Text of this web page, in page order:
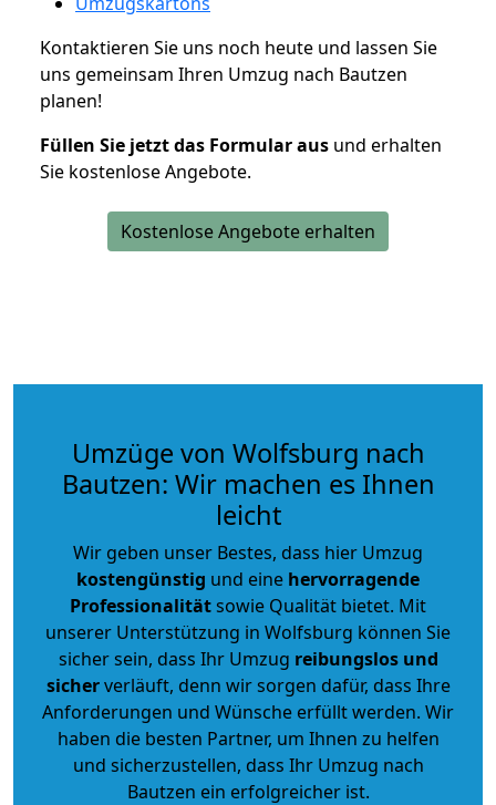
Kontaktieren Sie uns noch heute und lassen Sie
uns gemeinsam Ihren Umzug nach Bautzen
planen!
Füllen Sie jetzt das Formular aus und erhalten
Sie kostenlose Angebote.
Kostenlose Angebote erhalten
Umzüge von Wolfsburg nach
Bautzen: Wir machen es Ihnen
leicht
Wir geben unser Bestes, dass hier Umzug
kostengünstig und eine hervorragende
Professionalitätsowie Qualität bietet. Mit
unserer Unterstützung in Wolfsburg können Sie
sicher sein, dass Ihr Umzug reibungslos und
sicherverläuft, denn wir sorgen dafür, dass Ihre
Anforderungen und Wünsche erfüllt werden. Wir
haben die besten Partner, um Ihnen zu helfen
und sicherzustellen, dass Ihr Umzug nach
Bautzen ein erfolgreicher ist.